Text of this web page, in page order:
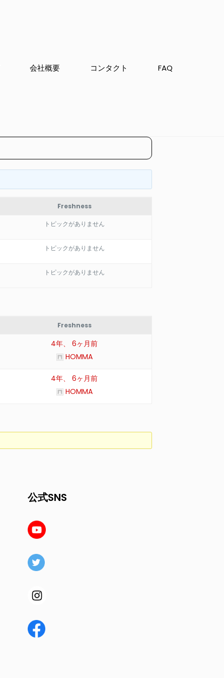
会社概要 コンタクト FAQ
Freshness
トピックがありません
トピックがありません
トピックがありません
Freshness
4年、 6ヶ月前
HOMMA
4年、 6ヶ月前
HOMMA
公式SNS